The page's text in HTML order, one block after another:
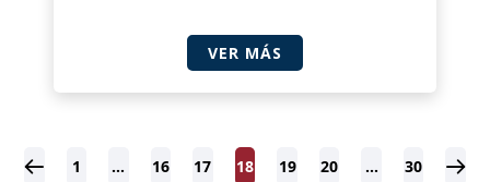
VER MÁS
1 … 16 17 18 19 20 … 30